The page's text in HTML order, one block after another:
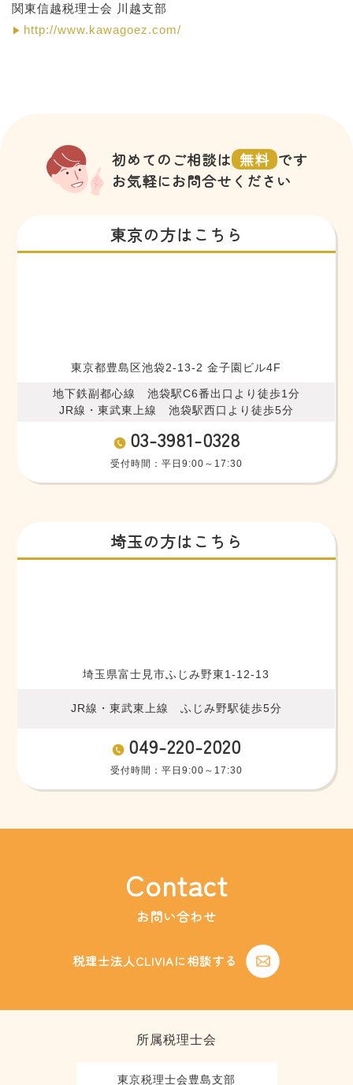
関東信越税理士会 川越支部
http://www.kawagoez.com/
初めてのご相談は 無料 です
お気軽にお問合せください
東京の方はこちら
東京都豊島区池袋2-13-2 金子園ビル4F
地下鉄副都心線 池袋駅C6番出口より徒歩1分
JR線・東武東上線 池袋駅西口より徒歩5分
03-3981-0328
受付時間：平日9:00～17:30
埼玉の方はこちら
埼玉県富士見市ふじみ野東1-12-13
JR線・東武東上線 ふじみ野駅徒歩5分
049-220-2020
受付時間：平日9:00～17:30
Contact
お問い合わせ
税理士法人CLIVIAに相談する
所属税理士会
東京税理士会豊島支部